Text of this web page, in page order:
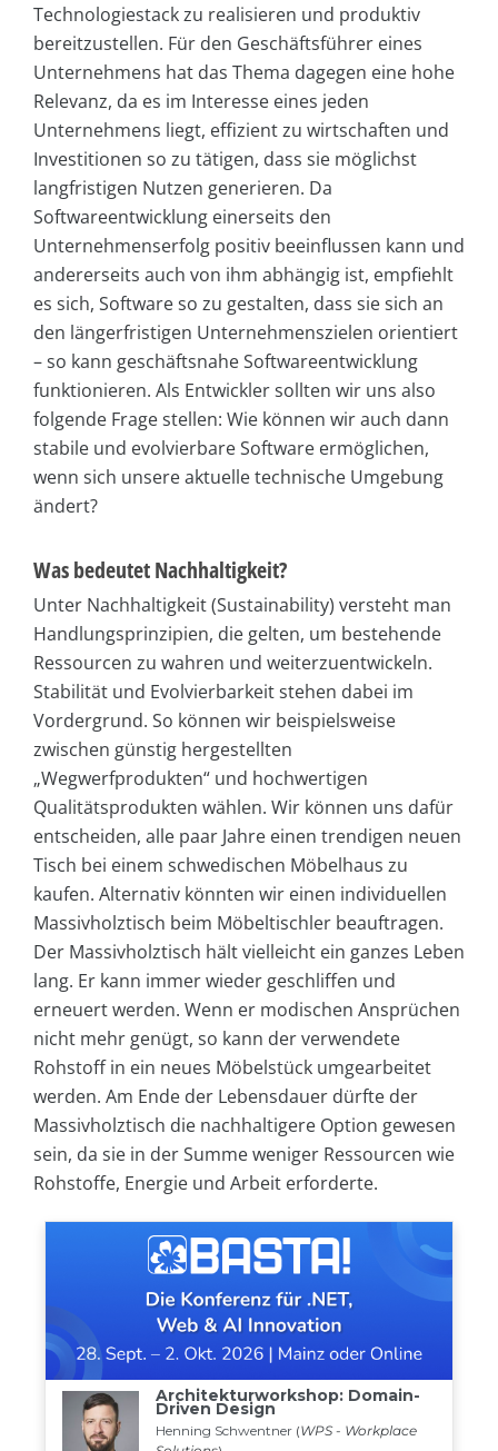
Technologiestack zu realisieren und produktiv
bereitzustellen. Für den Geschäftsführer eines
Unternehmens hat das Thema dagegen eine hohe
Relevanz, da es im Interesse eines jeden
Unternehmens liegt, effizient zu wirtschaften und
Investitionen so zu tätigen, dass sie möglichst
langfristigen Nutzen generieren. Da
Softwareentwicklung einerseits den
Unternehmenserfolg positiv beeinflussen kann und
andererseits auch von ihm abhängig ist, empfiehlt
es sich, Software so zu gestalten, dass sie sich an
den längerfristigen Unternehmenszielen orientiert
– so kann geschäftsnahe Softwareentwicklung
funktionieren. Als Entwickler sollten wir uns also
folgende Frage stellen: Wie können wir auch dann
stabile und evolvierbare Software ermöglichen,
wenn sich unsere aktuelle technische Umgebung
ändert?
Was bedeutet Nachhaltigkeit?
Unter Nachhaltigkeit (Sustainability) versteht man
Handlungsprinzipien, die gelten, um bestehende
Ressourcen zu wahren und weiterzuentwickeln.
Stabilität und Evolvierbarkeit stehen dabei im
Vordergrund. So können wir beispielsweise
zwischen günstig hergestellten
„Wegwerfprodukten“ und hochwertigen
Qualitätsprodukten wählen. Wir können uns dafür
entscheiden, alle paar Jahre einen trendigen neuen
Tisch bei einem schwedischen Möbelhaus zu
kaufen. Alternativ könnten wir einen individuellen
Massivholztisch beim Möbeltischler beauftragen.
Der Massivholztisch hält vielleicht ein ganzes Leben
lang. Er kann immer wieder geschliffen und
erneuert werden. Wenn er modischen Ansprüchen
nicht mehr genügt, so kann der verwendete
Rohstoff in ein neues Möbelstück umgearbeitet
werden. Am Ende der Lebensdauer dürfte der
Massivholztisch die nachhaltigere Option gewesen
sein, da sie in der Summe weniger Ressourcen wie
Rohstoffe, Energie und Arbeit erforderte.